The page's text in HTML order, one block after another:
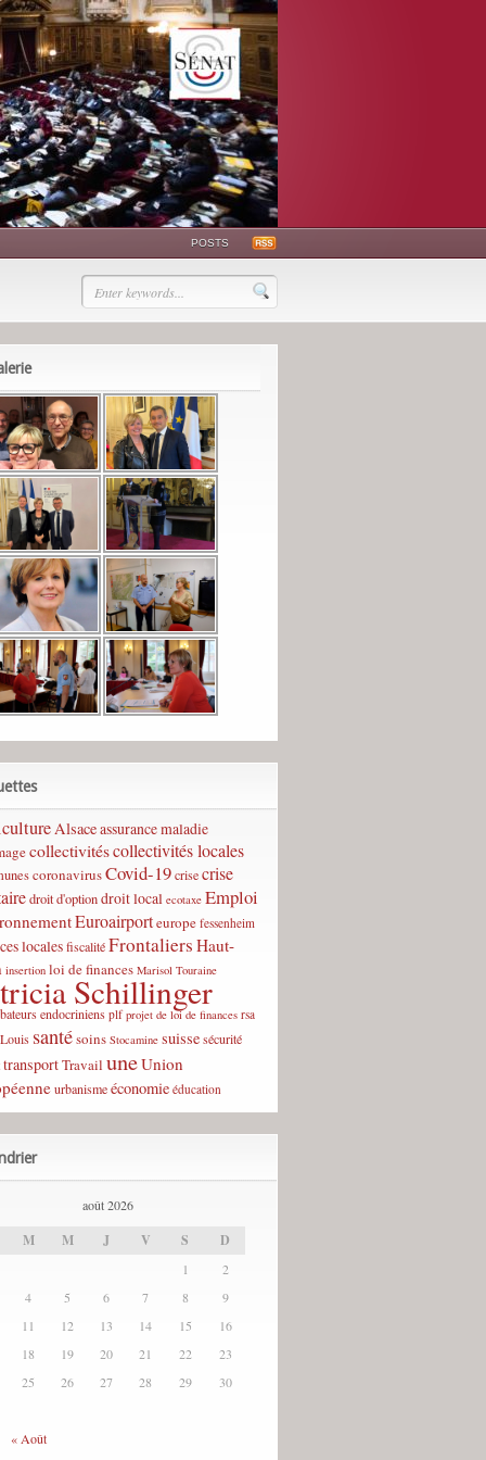
POSTS
Alsaceassurance maladie
collectivitéscollectivités locales
coronavirusCovid-19crisecrise
droit d'optiondroit local ecotaxe Emploi
Euroairporteurope fessenheim
localesfiscalitéFrontaliers Haut-
insertion loi de finances Marisol Touraine
Schillinger
endocriniensplf projet de loi de finances rsa
santésoins Stocamine suissesécurité
transportTravail uneUnion
urbanismeéconomie éducation
août 2026
M M J V S D
« Août
1
2
4
5 6 7 8
9
11
12 13 14 15
16
18
19 20 21 22
23
25
26 27 28 29 30